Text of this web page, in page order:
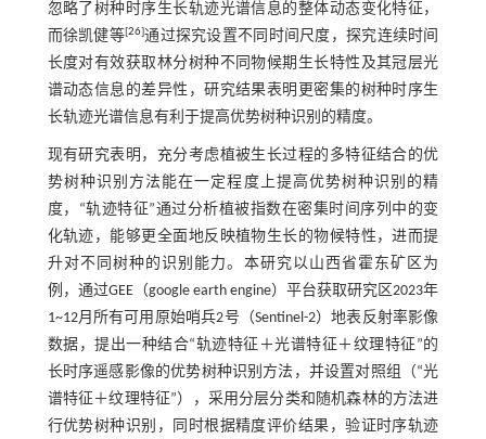
忽略了树种时序生长轨迹光谱信息的整体动态变化特征，
而徐凯健等[26]通过探究设置不同时间尺度，探究连续时间
长度对有效获取林分树种不同物候期生长特性及其冠层光
谱动态信息的差异性，研究结果表明更密集的树种时序生
长轨迹光谱信息有利于提高优势树种识别的精度。
现有研究表明，充分考虑植被生长过程的多特征结合的优
势树种识别方法能在一定程度上提高优势树种识别的精
度，“轨迹特征”通过分析植被指数在密集时间序列中的变
化轨迹，能够更全面地反映植物生长的物候特性，进而提
升对不同树种的识别能力。本研究以山西省霍东矿区为
例，通过GEE（google earth engine）平台获取研究区2023年
1~12月所有可用原始哨兵2号（Sentinel-2）地表反射率影像
数据，提出一种结合“轨迹特征＋光谱特征＋纹理特征”的
长时序遥感影像的优势树种识别方法，并设置对照组（“光
谱特征＋纹理特征”），采用分层分类和随机森林的方法进
行优势树种识别，同时根据精度评价结果，验证时序轨迹